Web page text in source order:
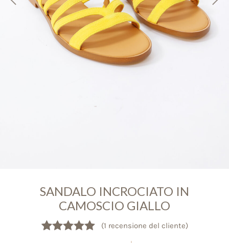
SANDALO INCROCIATO IN
CAMOSCIO GIALLO
(1 recensione del cliente)